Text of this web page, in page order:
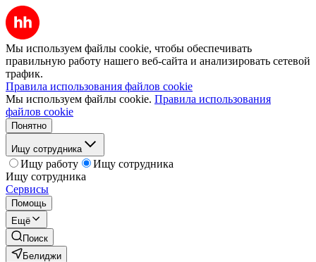
Мы используем файлы cookie, чтобы обеспечивать
правильную работу нашего веб-сайта и анализировать сетевой
трафик.
Правила использования файлов cookie
Мы используем файлы cookie. Правила использования
файлов cookie
Понятно
Ищу сотрудника
Ищу работу
Ищу сотрудника
Ищу сотрудника
Сервисы
Помощь
Ещё
Поиск
Белиджи